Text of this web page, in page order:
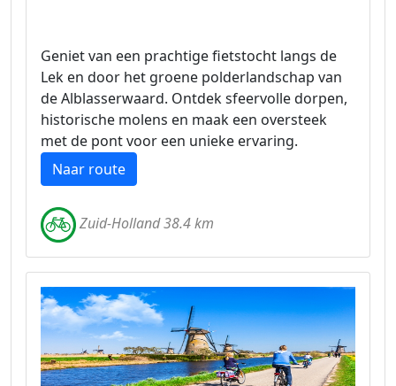
Geniet van een prachtige fietstocht langs de
Lek en door het groene polderlandschap van
de Alblasserwaard. Ontdek sfeervolle dorpen,
historische molens en maak een oversteek
met de pont voor een unieke ervaring.
Naar route
Zuid-Holland 38.4 km